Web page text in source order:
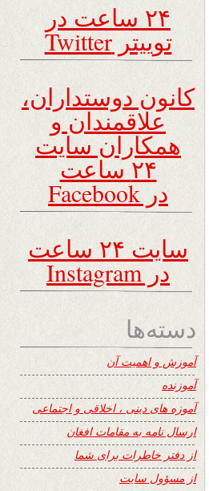
۲۴ ساعت در
توییتر Twitter
کانون دوستداران،
علاقمندان و
همکاران سایت
۲۴ ساعت
در Facebook
سایت ۲۴ ساعت
در Instagram
دسته‌ها
آموزش و اهمیت آن
آموزنده
آموزه های دینی ، اخلاقی و اجتماعی
ارسال نامه به مقامات افغان
از دفتر خاطرات برای شما
از مسؤول سایت